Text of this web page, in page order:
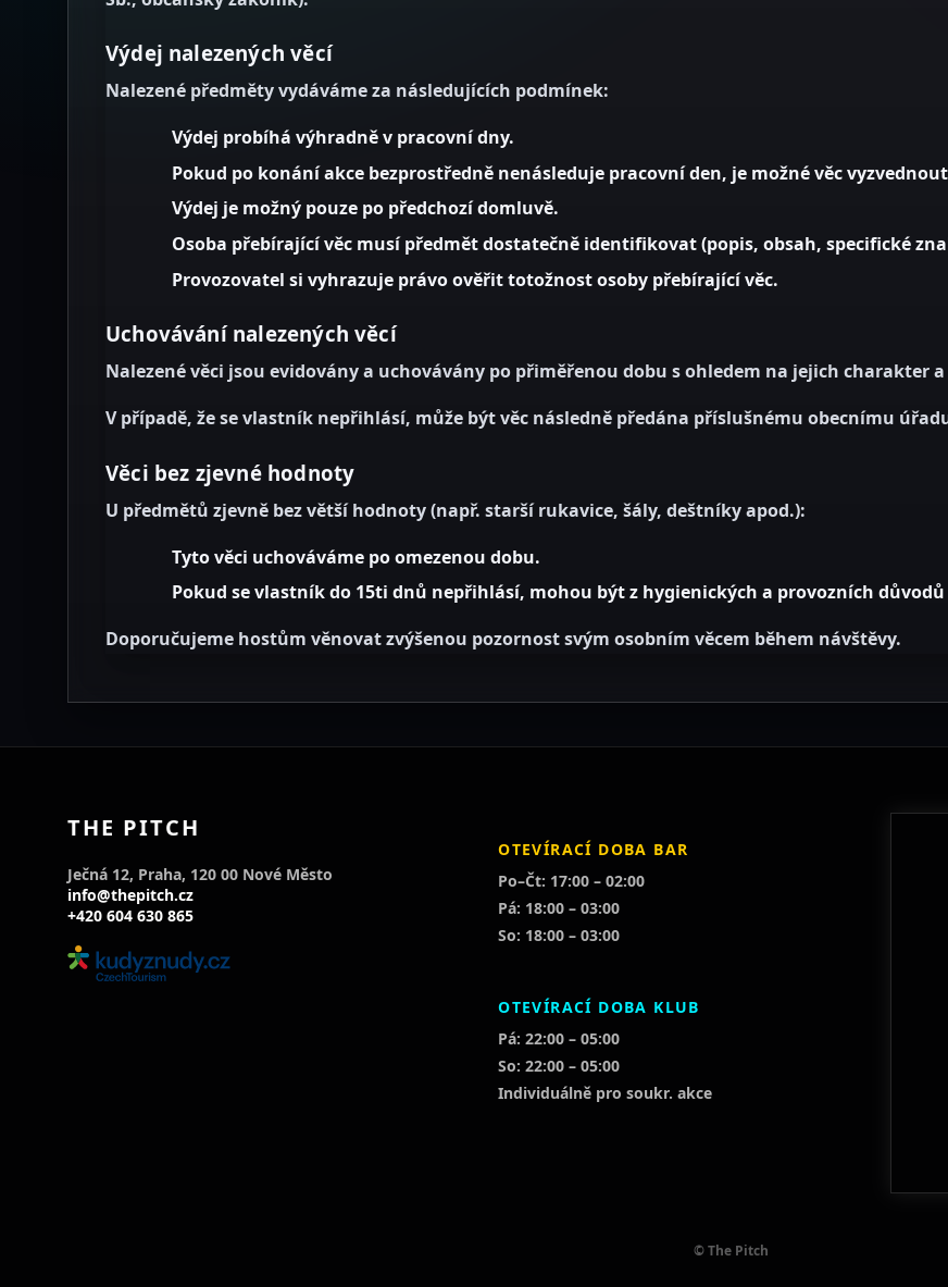
Výdej nalezených věcí
Nalezené předměty vydáváme za následujících podmínek:
Výdej probíhá výhradně v pracovní dny.
Pokud po konání akce bezprostředně nenásleduje pracovní den, je možné věc vyzvednout
Výdej je možný pouze po předchozí domluvě.
Osoba přebírající věc musí předmět dostatečně identifikovat (popis, obsah, specifické
Provozovatel si vyhrazuje právo ověřit totožnost osoby přebírající věc.
Uchovávání nalezených věcí
Nalezené věci jsou evidovány a uchovávány po přiměřenou dobu s ohledem na jejich charakter
V případě, že se vlastník nepřihlásí, může být věc následně předána příslušnému obecnímu
Věci bez zjevné hodnoty
U předmětů zjevně bez větší hodnoty (např. starší rukavice, šály, deštníky apod.):
Tyto věci uchováváme po omezenou dobu.
Pokud se vlastník do 15ti dnů nepřihlásí, mohou být z hygienických a provozních
Doporučujeme hostům věnovat zvýšenou pozornost svým osobním věcem během návštěvy.
THE PITCH
Ječná 12, Praha, 120 00 Nové Město
info@thepitch.cz
+420 604 630 865
OTEVÍRACÍ DOBA BAR
Po–Čt: 17:00 – 02:00
Pá: 18:00 – 03:00
So: 18:00 – 03:00
OTEVÍRACÍ DOBA KLUB
Pá: 22:00 – 05:00
So: 22:00 – 05:00
Individuálně pro soukr. akce
© The Pitch